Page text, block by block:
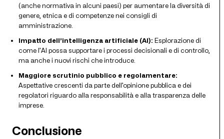
(anche normativa in alcuni paesi) per aumentare la diversità di
genere, etnica e di competenze nei consigli di
amministrazione.
Impatto dell’intelligenza artificiale (AI): Esplorazione di
come l’AI possa supportare i processi decisionali e di controllo,
ma anche i nuovi rischi che introduce.
Maggiore scrutinio pubblico e regolamentare:
Aspettative crescenti da parte dell’opinione pubblica e dei
regolatori riguardo alla responsabilità e alla trasparenza delle
imprese.
Conclusione